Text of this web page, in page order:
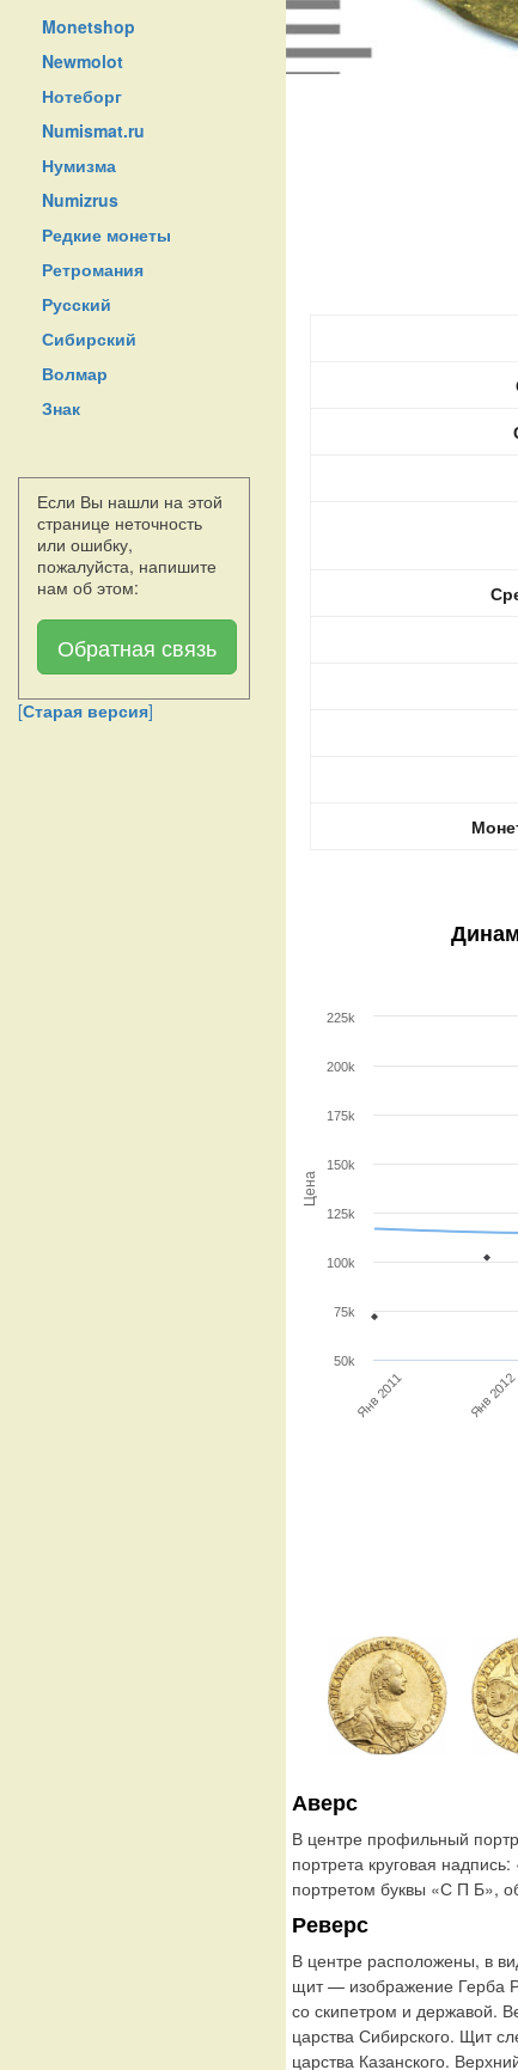
Monetshop
Newmolot
Нотеборг
Numismat.ru
Нумизма
Numizrus
Редкие монеты
Ретромания
Русский
Сибирский
Волмар
Знак
Если Вы нашли на этой
странице неточность
или ошибку,
пожалуйста, напишите
нам об этом:
Обратная связь
[Старая версия]
Цена
Янв 2011 Янв 2012
50k
75k
100k
125k
150k
175k
200k
225k
Аверс
В центре профильный
портрета круговая
портретом буквы «С П Б»,
Реверс
В центре расположены, в
щит — изображение Герба
со скипетром и державой.
царства Сибирского. Щит
царства Казанского.